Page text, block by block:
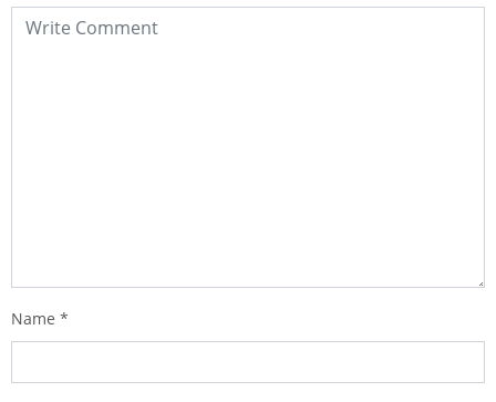
Name *